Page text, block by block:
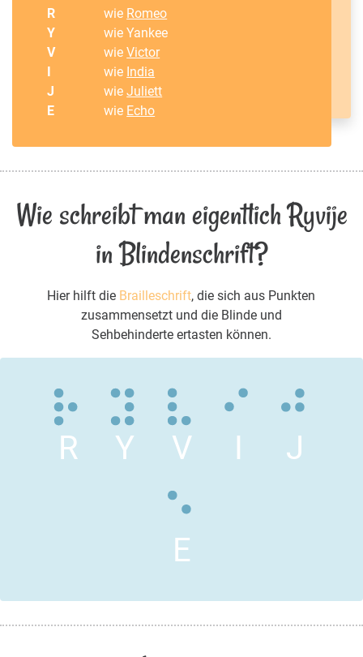
R wie Romeo
Y
wie Yankee
V
wieVictor
wie India
J
wieJuliett
E
wie Echo
Wie schreibt man eigentlich Ryvije
in Blindenschrift?
Hier hilft die Brailleschrift, die sich aus Punkten
zusammensetzt und die Blinde und
Sehbehinderte ertasten können.
R Y V I J
E